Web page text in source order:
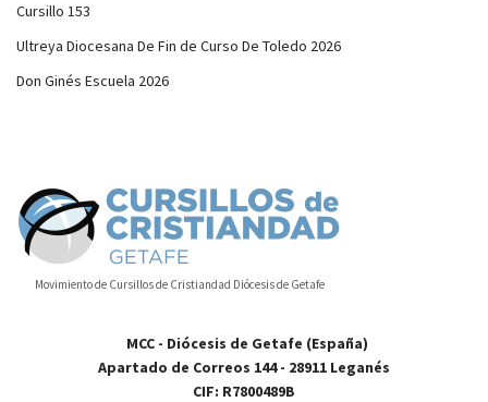
Cursillo 153
Ultreya Diocesana De Fin de Curso De Toledo 2026
Don Ginés Escuela 2026
Movimiento de Cursillos de Cristiandad Diócesis de Getafe
MCC - Diócesis de Getafe (España)
Apartado de Correos 144 - 28911 Leganés
CIF: R7800489B